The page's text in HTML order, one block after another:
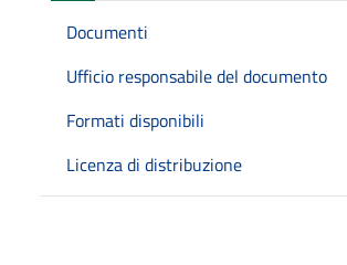
Documenti
Ufficio responsabile del documento
Formati disponibili
Licenza di distribuzione